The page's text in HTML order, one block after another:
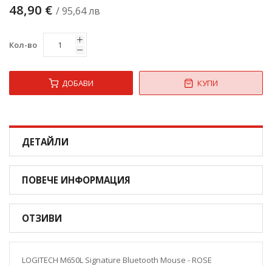
48,90 € / 95,64 лв
Кол-во
ДОБАВИ КУПИ
ДЕТАЙЛИ
ПОВЕЧЕ ИНФОРМАЦИЯ
ОТЗИВИ
LOGITECH M650L Signature Bluetooth Mouse - ROSE